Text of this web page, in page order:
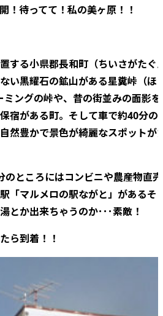
！待ってて！私の美ヶ原！！
する小県郡長和町（ちいさがたぐ
い黒耀石の鉱山がある星糞峠（ほ
ミングの峠や、昔の街並みの面影
宿がある町。そして車で約40分の
然豊かで景色が綺麗なスポットが
のところにはコンビニや農産物直
「マルメロの駅ながと」があるそ
とか出来ちゃうのか･･･素敵！
ら到着！！